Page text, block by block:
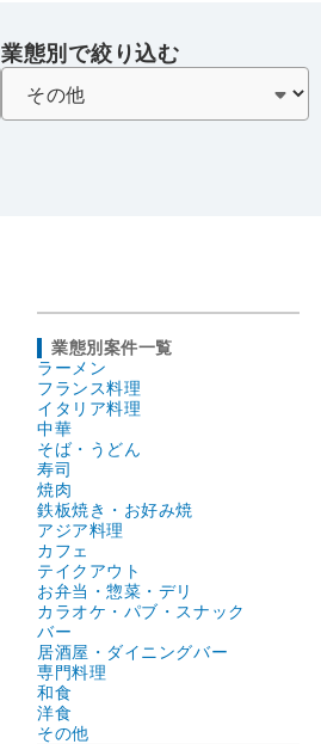
業態別で絞り込む
業態別案件一覧
ラーメン
フランス料理
イタリア料理
中華
そば・うどん
寿司
焼肉
鉄板焼き・お好み焼
アジア料理
カフェ
テイクアウト
お弁当・惣菜・デリ
カラオケ・パブ・スナック
バー
居酒屋・ダイニングバー
専門料理
和食
洋食
その他